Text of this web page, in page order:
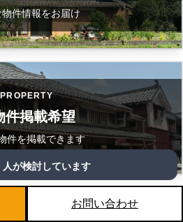
件情報をお届け
PROPERTY
件掲載希望
件を掲載できます
人が検討しています
お問い合わせ